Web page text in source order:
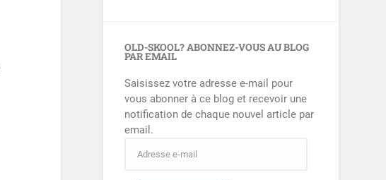
OLD-SKOOL? ABONNEZ-VOUS AU BLOG
PAR EMAIL
Saisissez votre adresse e-mail pour
vous abonner à ce blog et recevoir une
notification de chaque nouvel article par
email.